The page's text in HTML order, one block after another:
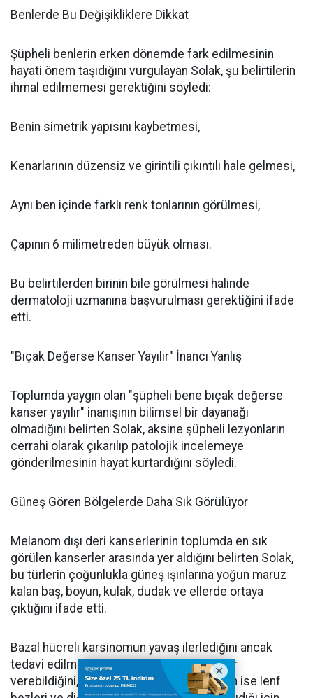
Benlerde Bu Değişikliklere Dikkat
Şüpheli benlerin erken dönemde fark edilmesinin
hayati önem taşıdığını vurgulayan Solak, şu belirtilerin
ihmal edilmemesi gerektiğini söyledi:
Benin simetrik yapısını kaybetmesi,
Kenarlarının düzensiz ve girintili çıkıntılı hale gelmesi,
Aynı ben içinde farklı renk tonlarının görülmesi,
Çapının 6 milimetreden büyük olması.
Bu belirtilerden birinin bile görülmesi halinde
dermatoloji uzmanına başvurulması gerektiğini ifade
etti.
"Bıçak Değerse Kanser Yayılır" İnancı Yanlış
Toplumda yaygın olan "şüpheli bene bıçak değerse
kanser yayılır" inanışının bilimsel bir dayanağı
olmadığını belirten Solak, aksine şüpheli lezyonların
cerrahi olarak çıkarılıp patolojik incelemeye
gönderilmesinin hayat kurtardığını söyledi.
Güneş Gören Bölgelerde Daha Sık Görülüyor
Melanom dışı deri kanserlerinin toplumda en sık
görülen kanserler arasında yer aldığını belirten Solak,
bu türlerin çoğunlukla güneş ışınlarına yoğun maruz
kalan baş, boyun, kulak, dudak ve ellerde ortaya
çıktığını ifade etti.
Bazal hücreli karsinomun yavaş ilerlediğini ancak
tedavi edilmediğinde çevre dokulara zarar
verebildiğini, skuamöz hücreli karsinomun ise lenf